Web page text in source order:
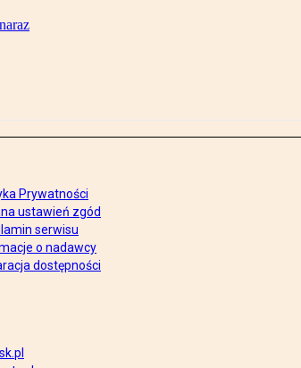
Prywatności
ustawień zgód
serwisu
o nadawcy
dostępności